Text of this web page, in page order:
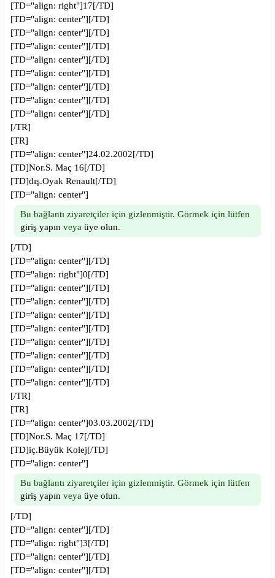
[TD="align: right"]17[/TD]
[TD="align: center"][/TD]
[TD="align: center"][/TD]
[TD="align: center"][/TD]
[TD="align: center"][/TD]
[TD="align: center"][/TD]
[TD="align: center"][/TD]
[TD="align: center"][/TD]
[TD="align: center"][/TD]
[/TR]
[TR]
[TD="align: center"]24.02.2002[/TD]
[TD]Nor.S. Maç 16[/TD]
[TD]dış.Oyak Renault[/TD]
[TD="align: center"]
Bu bağlantı ziyaretçiler için gizlenmiştir. Görmek için lütfen
giriş yapın veya üye olun.
[/TD]
[TD="align: center"][/TD]
[TD="align: right"]0[/TD]
[TD="align: center"][/TD]
[TD="align: center"][/TD]
[TD="align: center"][/TD]
[TD="align: center"][/TD]
[TD="align: center"][/TD]
[TD="align: center"][/TD]
[TD="align: center"][/TD]
[TD="align: center"][/TD]
[/TR]
[TR]
[TD="align: center"]03.03.2002[/TD]
[TD]Nor.S. Maç 17[/TD]
[TD]iç.Büyük Kolej[/TD]
[TD="align: center"]
Bu bağlantı ziyaretçiler için gizlenmiştir. Görmek için lütfen
giriş yapın veya üye olun.
[/TD]
[TD="align: center"][/TD]
[TD="align: right"]3[/TD]
[TD="align: center"][/TD]
[TD="align: center"][/TD]